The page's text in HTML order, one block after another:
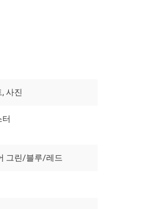
사진
터
그린/블루/레드